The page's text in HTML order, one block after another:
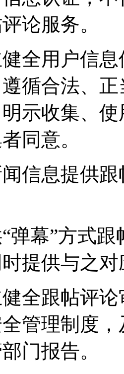
论服务。
健全用户信
循合法、
示收集、
同意。
闻信息提供
“弹幕”方式
提供与之
健全跟帖评
管理制度
门报告。